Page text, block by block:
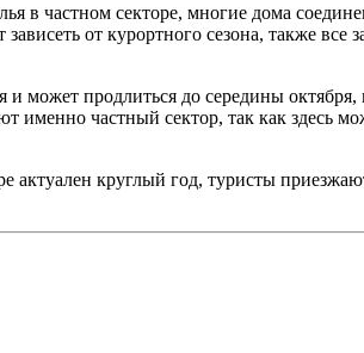
в частном секторе, многие дома
от курортного сезона, также все
продлиться до середины октября,
частный сектор, так как здесь
актуален круглый год, туристы